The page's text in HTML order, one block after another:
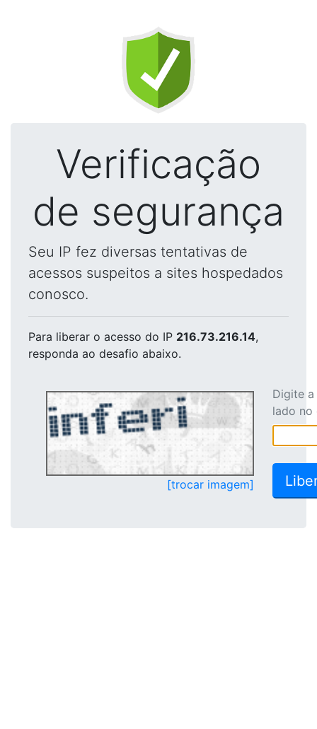
Verificação
de segurança
Seu IP fez diversas tentativas de
acessos suspeitos a sites hospedados
conosco.
Para liberar o acesso do IP 216.73.216.14,
responda ao desafio abaixo.
[trocar imagem]
Digite
lado no